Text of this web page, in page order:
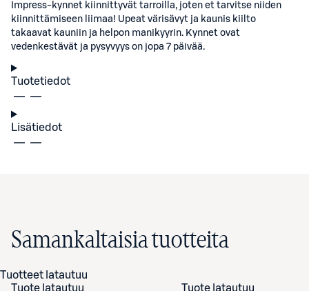
Impress-kynnet kiinnittyvät tarroilla, joten et tarvitse niiden
kiinnittämiseen liimaa! Upeat värisävyt ja kaunis kiilto
takaavat kauniin ja helpon manikyyrin. Kynnet ovat
vedenkestävät ja pysyvyys on jopa 7 päivää.
Tuotetiedot
Lisätiedot
Samankaltaisia tuotteita
Tuotteet latautuu
Tuote latautuu
Tuote latautuu